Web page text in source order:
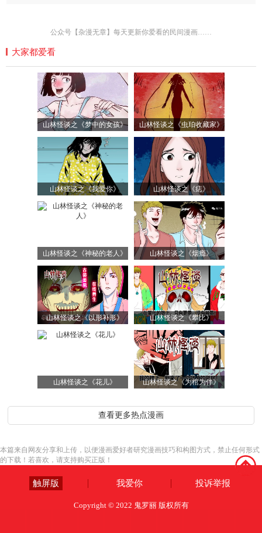
公众号【杂漫无章】每天更新你爱看的民间漫画……
大家都爱看
山林怪谈之《梦中的女孩》 山林怪谈之《虫珀收藏家》
山林怪谈之《我爱你》 山林怪谈之《痣》
山林怪谈之《神秘的老人》 山林怪谈之《烟瘾》
山林怪谈之《以形补形》 山林怪谈之《攀比》
山林怪谈之《花儿》 山林怪谈之《为棺为伴》
查看更多热点漫画
本篇来自网友分享和上传，以便漫画爱好者研究漫画技巧和构图方式，禁止任何形式
的下载！若喜欢，请支持购买正版！
触屏版 我爱你 投诉举报
Copyright © 2022 鬼罗丽 版权所有